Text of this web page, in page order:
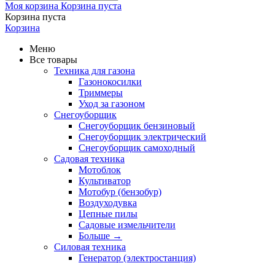
Моя корзина Корзина пуста
Корзина пуста
Корзина
Меню
Все товары
Техника для газона
Газонокосилки
Триммеры
Уход за газоном
Снегоуборщик
Снегоуборщик бензиновый
Снегоуборщик электрический
Снегоуборщик самоходный
Садовая техника
Мотоблок
Культиватор
Мотобур (бензобур)
Воздуходувка
Цепные пилы
Садовые измельчители
Больше →
Силовая техника
Генератор (электростанция)